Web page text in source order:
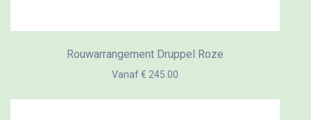
Rouwarrangement Druppel Roze
Vanaf € 245.00